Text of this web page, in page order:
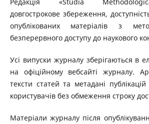
довгострокове збереження,
опублікованих матеріалів з
безперервного доступу до наукового
Усі випуски журналу зберігаються в
на офіційному вебсайті журналу.
тексти статей та метадані
користувачів без обмеження строку
Матеріали журналу після